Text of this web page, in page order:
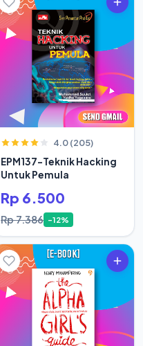
4.0 (205)
EPM137-Teknik Hacking
Untuk Pemula
Rp 6.500
Rp 7.386 -12%